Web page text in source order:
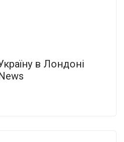
в Лондоні